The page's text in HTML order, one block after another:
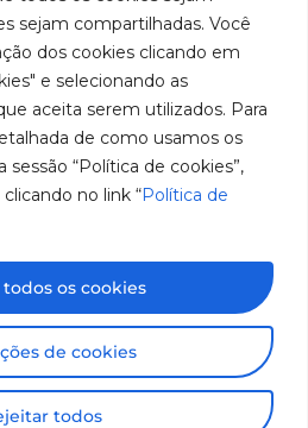
sejam compartilhadas. Você
dos cookies clicando em
e selecionando as
aceita serem utilizados. Para
de como usamos os
sessão “Política de cookies”,
no link “Política de
de cookies
todos
os cookies
Us
Terezinha
São Bernardo
SP
CEP: 09780-
001
Contact
Us
Service: 0800
purposes only. Information
prior notice. All rights